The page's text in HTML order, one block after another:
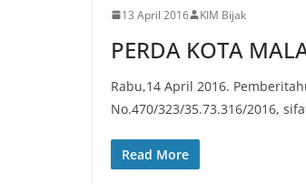
13 April 2016 KIM Bijak
PERDA KOTA
Rabu,14 April 2016.
No.470/323/35.73.316/2016,
Read More